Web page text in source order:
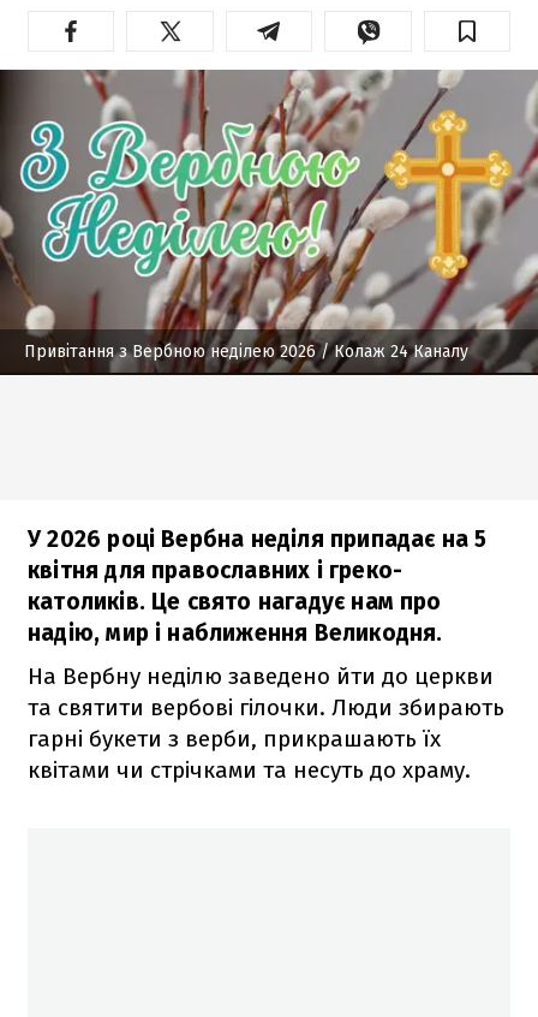
Привітання з Вербною неділею 2026/ Колаж 24 Каналу
У 2026 році Вербна неділя припадає на 5
квітня для православних і греко-
католиків. Це свято нагадує нам про
надію, мир і наближення Великодня.
На Вербну неділю заведено йти до церкви
та святити вербові гілочки. Люди збирають
гарні букети з верби, прикрашають їх
квітами чи стрічками та несуть до храму.